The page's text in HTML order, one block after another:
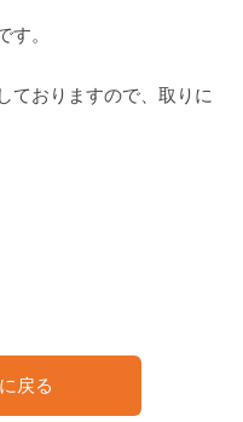
す。
ておりますので、取りに
戻る